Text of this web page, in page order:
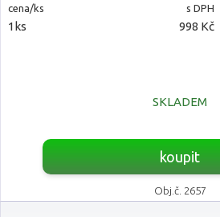
cena/ks s DPH
1ks 998 Kč
SKLADEM
koupit
Obj.č. 2657